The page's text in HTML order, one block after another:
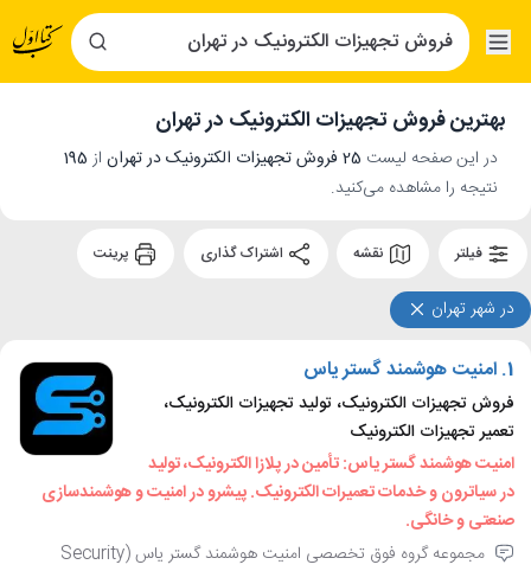
بهترین فروش تجهیزات الکترونیک در تهران
در این صفحه لیست 25 فروش تجهیزات الکترونیک در تهران از 195
نتیجه را مشاهده می‌کنید.
فیلتر نقشه
در شهر تهران
1. امنیت هوشمند گستر یاس
فروش تجهیزات الکترونیک، تولید تجهیزات الکترونیک،
تعمیر تجهیزات الکترونیک
امنیت هوشمند گستر یاس: تأمین در پلازا الکترونیک، تولید
در سیاترون و خدمات تعمیرات الکترونیک. پیشرو در امنیت و هوشمندسازی
صنعتی و خانگی.
مجموعه گروه فوق تخصصی امنیت هوشمند گستر یاس (Security